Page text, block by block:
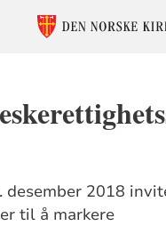
desember 2018
til å markere